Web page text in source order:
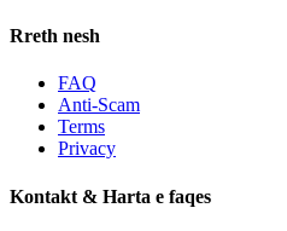
Rreth nesh
FAQ
Anti-Scam
Terms
Privacy
Kontakt & Harta e faqes